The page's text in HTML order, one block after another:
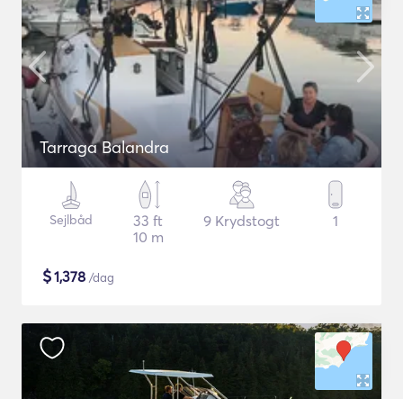
Tarraga Balandra
Sejlbåd
33 ft
10 m
9 Krydstogt 1
$1,378 /dag